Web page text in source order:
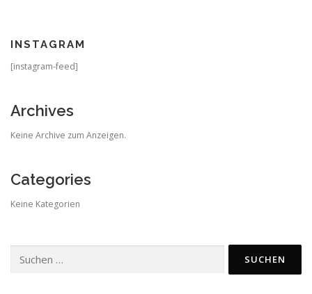
INSTAGRAM
[instagram-feed]
Archives
Keine Archive zum Anzeigen.
Categories
Keine Kategorien
nach: